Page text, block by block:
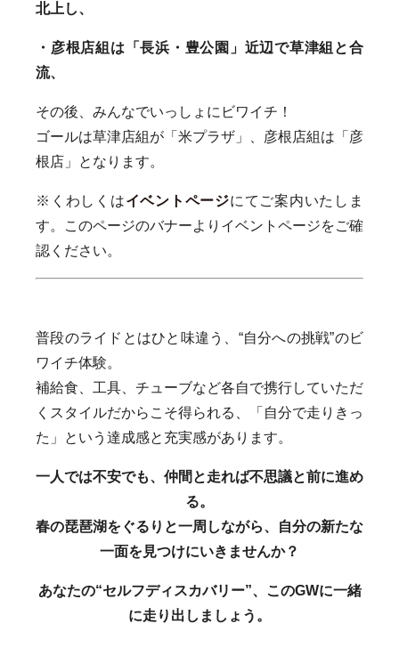
北上し、
・彦根店組は「長浜・豊公園」近辺で草津組と合
流、
その後、みんなでいっしょにビワイチ！
ゴールは草津店組が「米プラザ」、彦根店組は「彦
根店」となります。
※くわしくはイベントページにてご案内いたしま
す。このページのバナーよりイベントページをご確
認ください。
普段のライドとはひと味違う、“自分への挑戦”のビ
ワイチ体験。
補給食、工具、チューブなど各自で携行していただ
くスタイルだからこそ得られる、「自分で走りきっ
た」という達成感と充実感があります。
一人では不安でも、仲間と走れば不思議と前に進め
る。
春の琵琶湖をぐるりと一周しながら、自分の新たな
一面を見つけにいきませんか？
あなたの“セルフディスカバリー”、このGWに一緒
に走り出しましょう。